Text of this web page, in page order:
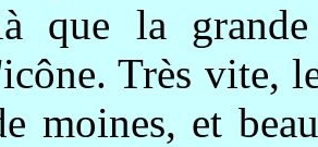
que la
Très vite,
moines, et